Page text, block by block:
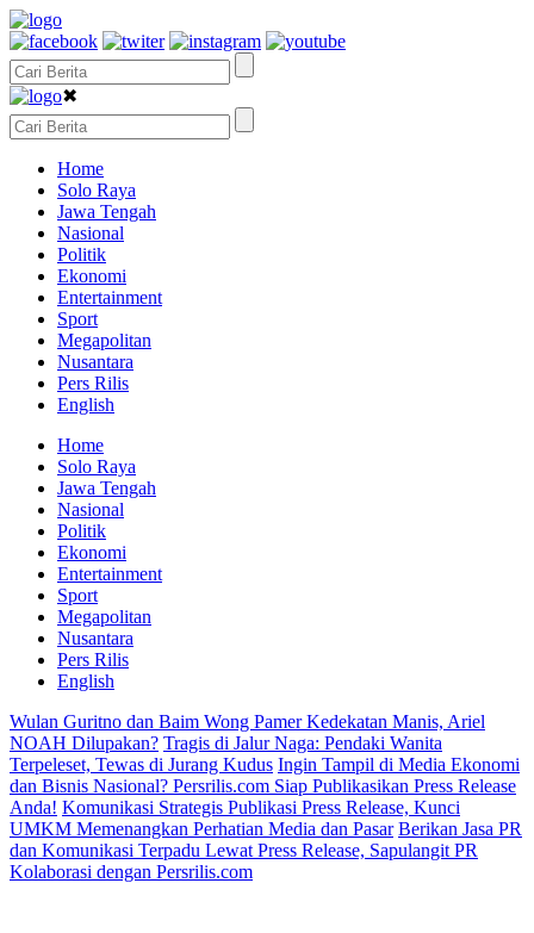
✖
Home
Solo Raya
Jawa Tengah
Nasional
Politik
Ekonomi
Entertainment
Sport
Megapolitan
Nusantara
Pers Rilis
English
Home
Solo Raya
Jawa Tengah
Nasional
Politik
Ekonomi
Entertainment
Sport
Megapolitan
Nusantara
Pers Rilis
English
Wulan Guritno dan Baim Wong Pamer Kedekatan Manis, Ariel
NOAH Dilupakan? Tragis di Jalur Naga: Pendaki Wanita
Terpeleset, Tewas di Jurang Kudus Ingin Tampil di Media Ekonomi
dan Bisnis Nasional? Persrilis.com Siap Publikasikan Press Release
Anda! Komunikasi Strategis Publikasi Press Release, Kunci
UMKM Memenangkan Perhatian Media dan Pasar Berikan Jasa PR
dan Komunikasi Terpadu Lewat Press Release, Sapulangit PR
Kolaborasi dengan Persrilis.com